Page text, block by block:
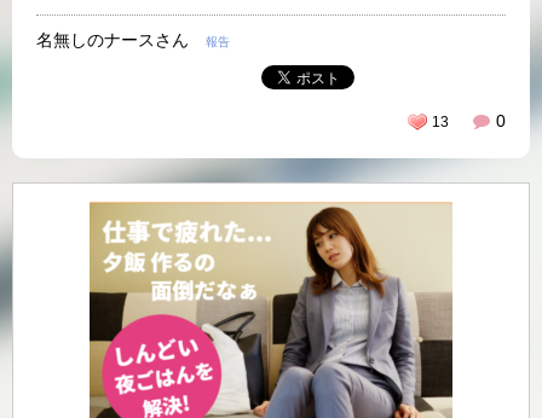
名無しのナースさん 報告
0
13